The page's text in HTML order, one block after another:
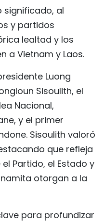
significado, al
y partidos
lealtad y los
a Vietnam y Laos.
Luong
Sisoulith, el
Nacional,
y el primer
Sisoulith valoró
que refleja
Partido, el Estado y
otorgan a la
para profundizar